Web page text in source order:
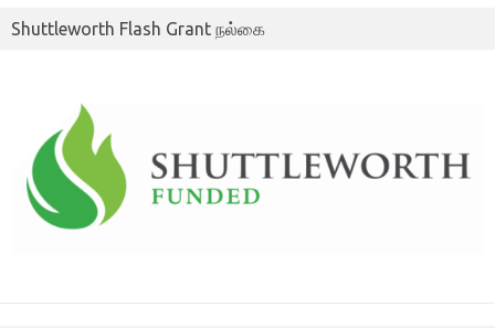
Shuttleworth Flash Grant நல்கை